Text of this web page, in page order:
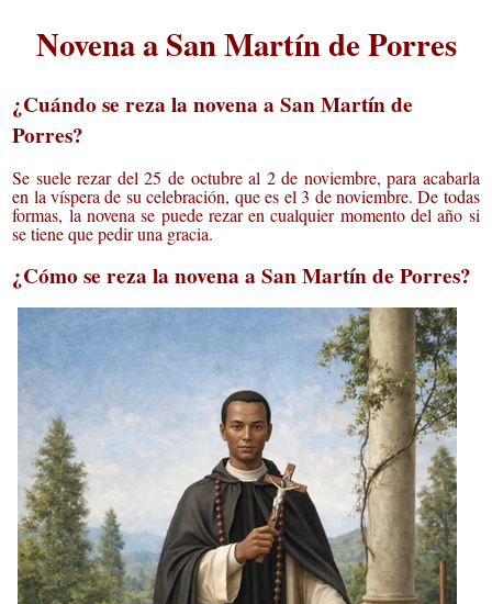
Novena a San Martín de Porres
¿Cuándo se reza la novena a San Martín de
Porres?
Se suele rezar del 25 de octubre al 2 de noviembre, para acabarla
en la víspera de su celebración, que es el 3 de noviembre. De todas
formas, la novena se puede rezar en cualquier momento del año si
se tiene que pedir una gracia.
¿Cómo se reza la novena a San Martín de Porres?